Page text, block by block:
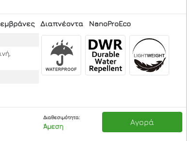
Διαπνέοντα NanoProEco
Διαθεσιμότητα:
Άμεση Αγορά